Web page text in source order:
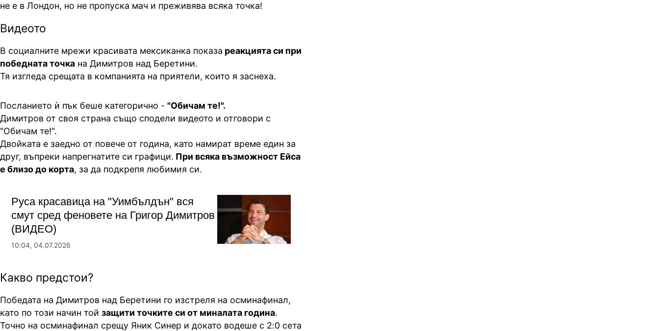
не е в Лондон, но не пропуска мач и преживява всяка точка!
Видеото
В социалните мрежи красивата мексиканка показа реакцията си при
победната точка на Димитров над Беретини.
Тя изгледа срещата в компанията на приятели, които я заснеха.
Посланието ѝ пък беше категорично - "Обичам те!".
Димитров от своя страна също сподели видеото и отговори с
"Обичам те!".
Двойката е заедно от повече от година, като намират време един за
друг, въпреки напрегнатите си графици. При всяка възможност Ейса
е близо до корта, за да подкрепя любимия си.
Руса красавица на "Уимбълдън" вся
смут сред феновете на Григор Димитров
(ВИДЕО)
10:04, 04.07.2026
Какво предстои?
Победата на Димитров над Беретини го изстреля на осминафинал,
като по този начин той защити точките си от миналата година.
Точно на осминафинал срещу Яник Синер и докато водеше с 2:0 сета